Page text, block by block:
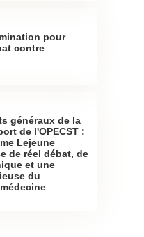
pour
contre
généraux de la
de l'OPECST :
Lejeune
de réel débat, de
et une
du